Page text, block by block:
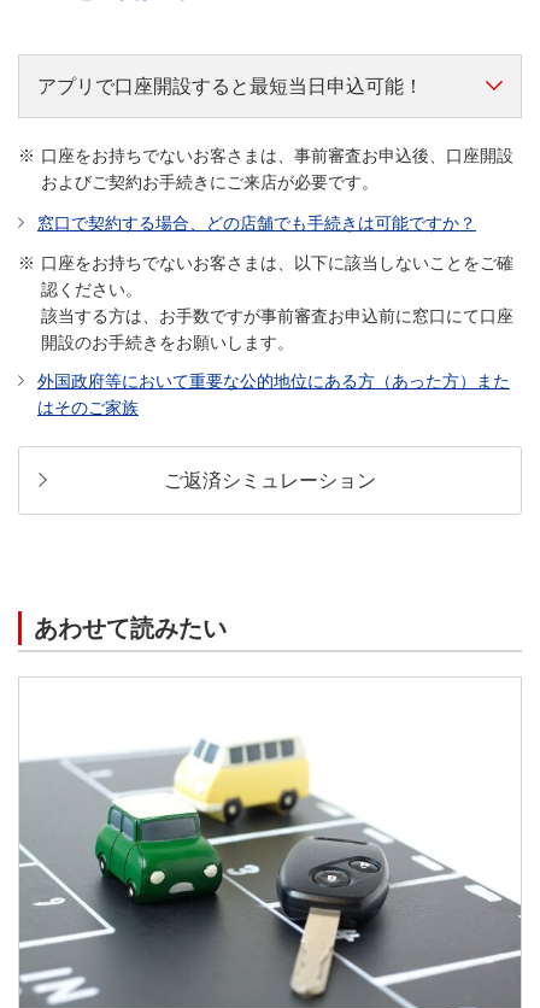
アプリで口座開設すると最短当日申込可能！
当行に普通預金口座をお持ちであれば原則来店不要
口座開設（*）はアプリでカンタン！
口座開設はこちら
事前審査申し込み”前”に口座開設のお手続きをお願いし
事前審査申し込み”後”に口座開設された場合、再申込
（もしくはご来店）が必要となります。
申込状況によっては平日午前中のお申し込みでも翌営業日
以降、また、祝日・休日等にお申し込みの場合、さらに日
てはご希望にそいかねる場合があります。
口座をお持ちでないお客さまは、事前審査お申込後、口座開設
およびご契約お手続きにご来店が必要です。
窓口で契約する場合、どの店舗でも手続きは可能ですか？
口座をお持ちでないお客さまは、以下に該当しないことをご確
認ください。
該当する方は、お手数ですが事前審査お申込前に窓口にて口座
開設のお手続きをお願いします。
外国政府等において重要な公的地位にある方（あった方）また
はそのご家族
ご返済シミュレーション
あわせて読みたい